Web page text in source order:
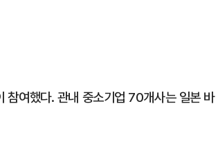
참여했다. 관내 중소기업 70개사는 일본 바